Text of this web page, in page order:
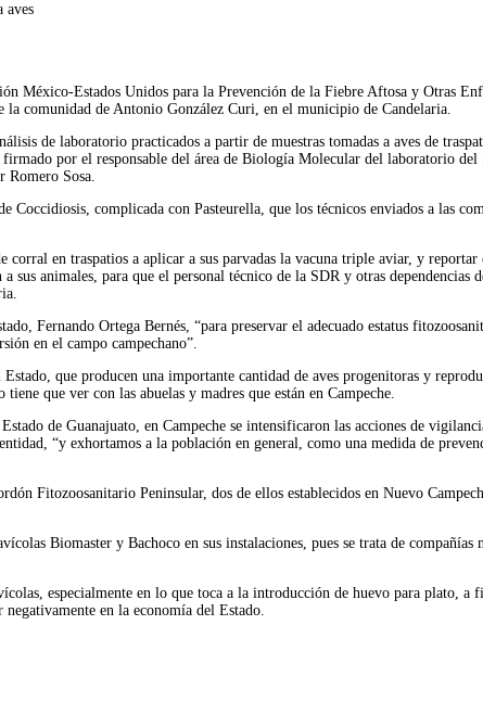
aves
México-Estados Unidos para la Prevención de la Fiebre Aftosa y Otras
comunidad de Antonio González Curi, en el municipio de Candelaria.
de laboratorio practicados a partir de muestras tomadas a aves de
por el responsable del área de Biología Molecular del laboratorio
Romero Sosa.
complicada con Pasteurella, que los técnicos enviados a las
en traspatios a aplicar a sus parvadas la vacuna triple aviar, y
animales, para que el personal técnico de la SDR y otras
Fernando Ortega Bernés, “para preservar el adecuado estatus
en el campo campechano”.
que producen una importante cantidad de aves progenitoras y
que ver con las abuelas y madres que están en Campeche.
de Guanajuato, en Campeche se intensificaron las acciones de
“y exhortamos a la población en general, como una medida de
Fitozoosanitario Peninsular, dos de ellos establecidos en Nuevo
Biomaster y Bachoco en sus instalaciones, pues se trata de
especialmente en lo que toca a la introducción de huevo para plato,
en la economía del Estado.